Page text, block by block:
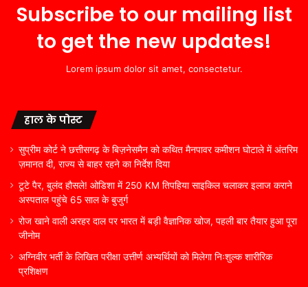
Subscribe to our mailing list
to get the new updates!
Lorem ipsum dolor sit amet, consectetur.
हाल के पोस्ट
सुप्रीम कोर्ट ने छत्तीसगढ़ के बिज़नेसमैन को कथित मैनपावर कमीशन घोटाले में अंतरिम
ज़मानत दी, राज्य से बाहर रहने का निर्देश दिया
टूटे पैर, बुलंद हौसले! ओडिशा में 250 KM तिपहिया साइकिल चलाकर इलाज कराने
अस्पताल पहुंचे 65 साल के बुजुर्ग
रोज खाने वाली अरहर दाल पर भारत में बड़ी वैज्ञानिक खोज, पहली बार तैयार हुआ पूरा
जीनोम
अग्निवीर भर्ती के लिखित परीक्षा उत्तीर्ण अभ्यर्थियों को मिलेगा निःशुल्क शारीरिक
प्रशिक्षण